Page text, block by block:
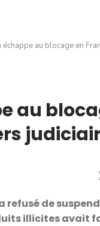
échappe au blocage en
au
refusé de
illicites avait